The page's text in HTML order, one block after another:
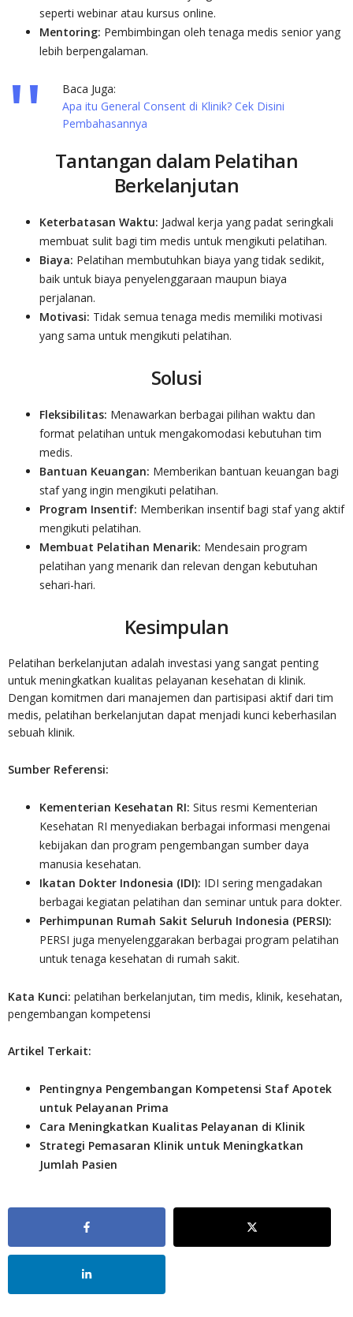
seperti webinar atau kursus online.
Mentoring: Pembimbingan oleh tenaga medis senior yang
lebih berpengalaman.
Baca Juga:
Apa itu General Consent di Klinik? Cek Disini
Pembahasannya
Tantangan dalam Pelatihan
Berkelanjutan
Keterbatasan Waktu: Jadwal kerja yang padat seringkali
membuat sulit bagi tim medis untuk mengikuti pelatihan.
Biaya: Pelatihan membutuhkan biaya yang tidak sedikit,
baik untuk biaya penyelenggaraan maupun biaya
perjalanan.
Motivasi: Tidak semua tenaga medis memiliki motivasi
yang sama untuk mengikuti pelatihan.
Solusi
Fleksibilitas: Menawarkan berbagai pilihan waktu dan
format pelatihan untuk mengakomodasi kebutuhan tim
medis.
Bantuan Keuangan: Memberikan bantuan keuangan bagi
staf yang ingin mengikuti pelatihan.
Program Insentif: Memberikan insentif bagi staf yang aktif
mengikuti pelatihan.
Membuat Pelatihan Menarik: Mendesain program
pelatihan yang menarik dan relevan dengan kebutuhan
sehari-hari.
Kesimpulan
Pelatihan berkelanjutan adalah investasi yang sangat penting
untuk meningkatkan kualitas pelayanan kesehatan di klinik.
Dengan komitmen dari manajemen dan partisipasi aktif dari tim
medis, pelatihan berkelanjutan dapat menjadi kunci keberhasilan
sebuah klinik.
Sumber Referensi:
Kementerian Kesehatan RI: Situs resmi Kementerian
Kesehatan RI menyediakan berbagai informasi mengenai
kebijakan dan program pengembangan sumber daya
manusia kesehatan.
Ikatan Dokter Indonesia (IDI): IDI sering mengadakan
berbagai kegiatan pelatihan dan seminar untuk para dokter.
Perhimpunan Rumah Sakit Seluruh Indonesia (PERSI):
PERSI juga menyelenggarakan berbagai program pelatihan
untuk tenaga kesehatan di rumah sakit.
Kata Kunci: pelatihan berkelanjutan, tim medis, klinik, kesehatan,
pengembangan kompetensi
Artikel Terkait:
Pentingnya Pengembangan Kompetensi Staf Apotek
untuk Pelayanan Prima
Cara Meningkatkan Kualitas Pelayanan di Klinik
Strategi Pemasaran Klinik untuk Meningkatkan
Jumlah Pasien